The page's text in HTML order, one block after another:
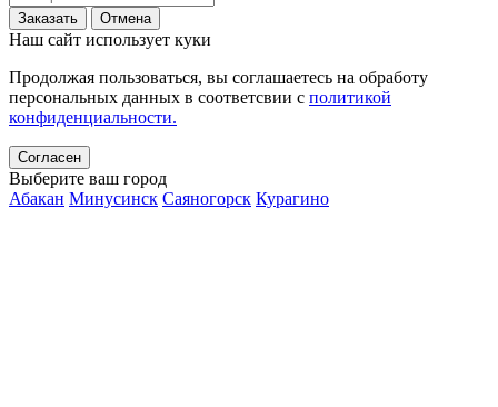
Заказать Отмена
Наш сайт использует куки
Продолжая пользоваться, вы соглашаетесь на обработу
персональных данных в соответсвии с политикой
конфиденциальности.
Согласен
Выберите ваш город
Абакан Минусинск Саяногорск Курагино